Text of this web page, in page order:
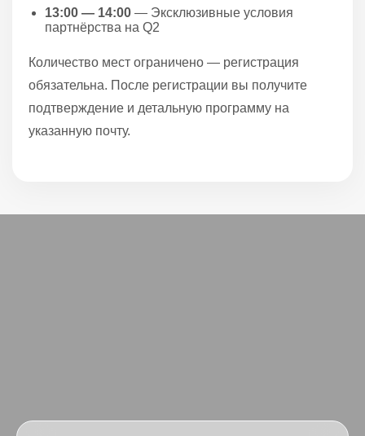
13:00 — 14:00 — Эксклюзивные условия
партнёрства на Q2
Количество мест ограничено — регистрация
обязательна. После регистрации вы получите
подтверждение и детальную программу на
указанную почту.